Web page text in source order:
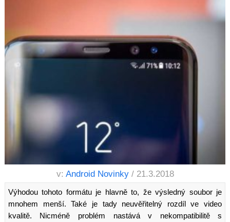
v: Android Novinky / 21.3.2018
Výhodou tohoto formátu je hlavně to, že výsledný soubor je
mnohem menší. Také je tady neuvěřitelný rozdíl ve video
kvalitě. Nicméně problém nastává v nekompatibilitě s